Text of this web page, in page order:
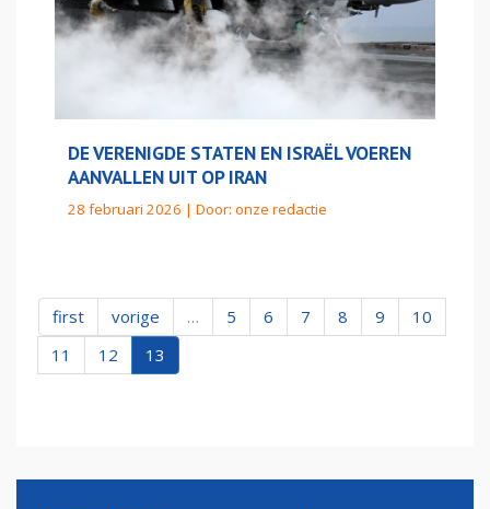
DE VERENIGDE STATEN EN ISRAËL VOEREN
AANVALLEN UIT OP IRAN
28 februari 2026 | Door: onze redactie
first vorige … 5 6 7 8 9
10
11
12 13